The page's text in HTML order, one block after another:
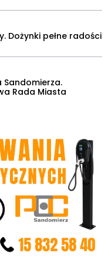
Dożynki pełne radości
Rada Miasta